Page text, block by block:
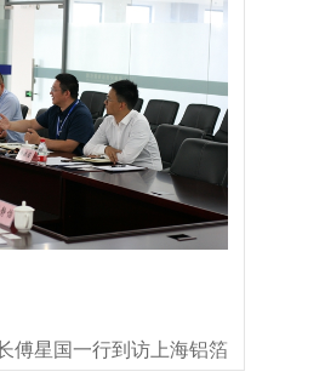
傅星国一行到访上海铝箔